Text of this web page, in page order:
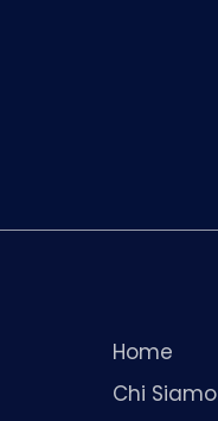
Home
Chi Siamo